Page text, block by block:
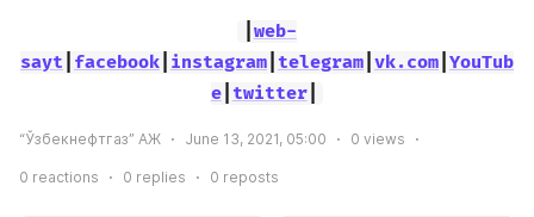
web-
sayt facebook instagram telegram vk.com YouTub
e| twitter|
“Ўзбекнефтгаз” АЖ June 13, 2021, 05:00 0 views
0 reactions 0 replies 0 reposts